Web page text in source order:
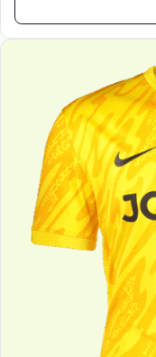
€64.95
€29.22.
Produkt
Varianten
auf.
Die
Optionen
können
Produktseite